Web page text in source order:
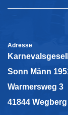
Adresse
Sonn Männ
Warmersweg 3
41844 Wegberg